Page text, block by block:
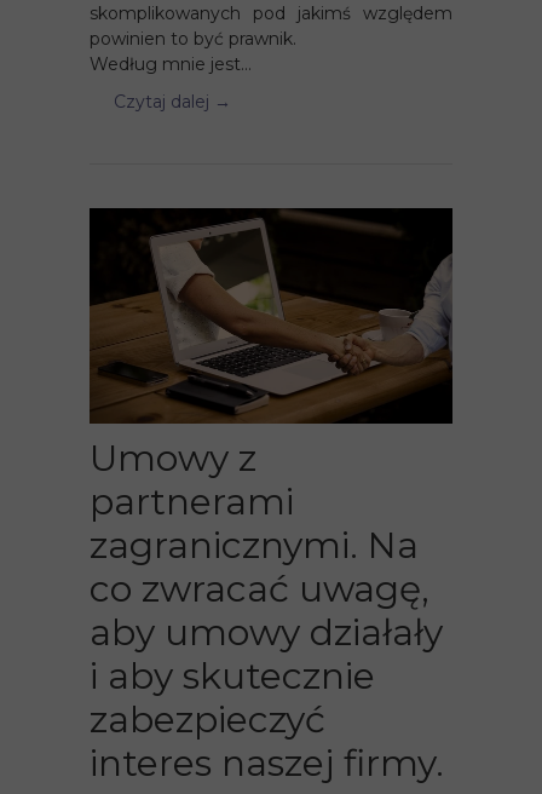
skomplikowanych pod jakimś względem
powinien to być prawnik.
Według mnie jest...
Czytaj dalej →
Umowy z
partnerami
zagranicznymi. Na
co zwracać uwagę,
aby umowy działały
i aby skutecznie
zabezpieczyć
interes naszej firmy.